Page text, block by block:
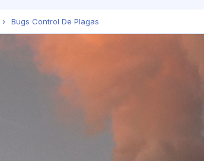
› Bugs Control De Plagas